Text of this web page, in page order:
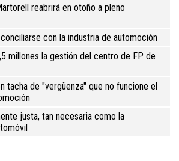
reabrirá en otoño a pleno
con la industria de automoción
millones la gestión del centro de FP de
tacha de "vergüenza" que no funcione el
justa, tan necesaria como la